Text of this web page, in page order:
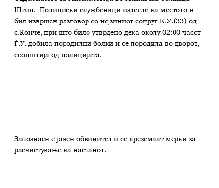
Штип. Полициски службеници излегле на местото и
бил извршен разговор со нејзиниот сопруг К.У.(33) од
с.Конче, при што било утврдено дека околу 02:00 часот
Ѓ.У. добила породилни болки и се породила во дворот,
соопштија од полицијата.
Запознаен е јавен обвинител и се преземаат мерки за
расчистување на настанот.